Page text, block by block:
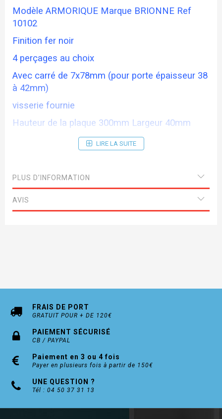
Modèle ARMORIQUE Marque BRIONNE Ref
10102
Finition fer noir
4 perçages au choix
Avec carré de 7x78mm (pour porte épaisseur 38
à 42mm)
visserie fournie
Hauteur de la plaque 300mm Largeur 40mm
Entraxe des vis 195mm Ent serrure 70mm
LIRE LA SUITE
PLUS D’INFORMATION
AVIS
FRAIS DE PORT
GRATUIT POUR + DE 120€
PAIEMENT SÉCURISÉ
CB / PAYPAL
Paiement en 3 ou 4 fois
Payer en plusieurs fois à partir de 150€
UNE QUESTION ?
Tél : 04 50 37 31 13